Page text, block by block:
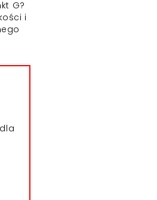
G?
i